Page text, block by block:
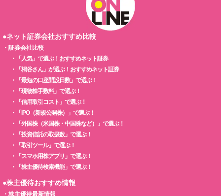
●ネット証券会社おすすめ比較
・ 証券会社比較
・
「人気」で選ぶ！おすすめネット証券
・
「桐谷さん」が選ぶ！おすすめネット証券
・
「最短の口座開設日数」で選ぶ！
・
「現物株手数料」で選ぶ！
・
「信用取引コスト」で選ぶ！
・
「IPO（新規公開株）」で選ぶ！
・
「外国株（米国株・中国株など）」で選ぶ！
・
「投資信託の取扱数」で選ぶ！
・
「取引ツール」で選ぶ！
・
「スマホ用株アプリ」で選ぶ！
・
「株主優待検索機能」で選ぶ！
●株主優待おすすめ情報
・ 株主優待最新情報